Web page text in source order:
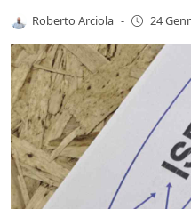
Roberto Arciola - 24